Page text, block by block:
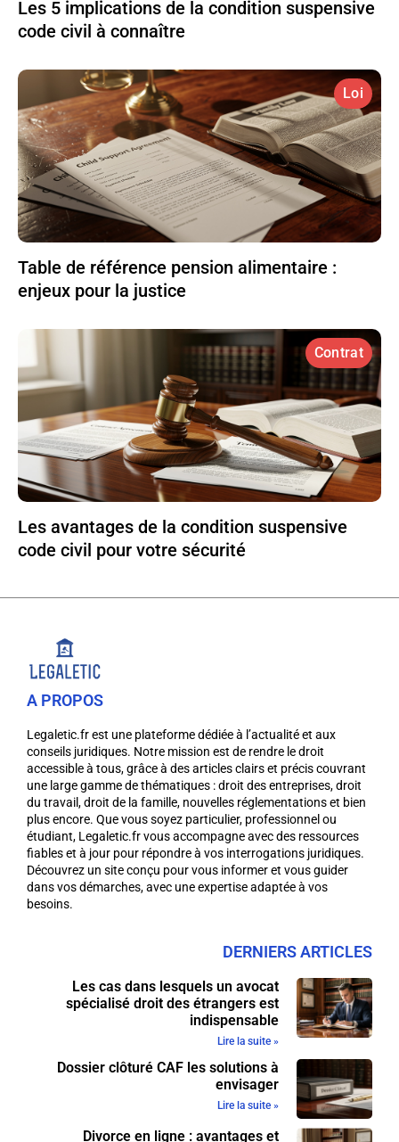
Les 5 implications de la condition suspensive
code civil à connaître
Loi
Table de référence pension alimentaire :
enjeux pour la justice
Contrat
Les avantages de la condition suspensive
code civil pour votre sécurité
A PROPOS
Legaletic.fr est une plateforme dédiée à l’actualité et aux
conseils juridiques. Notre mission est de rendre le droit
accessible à tous, grâce à des articles clairs et précis couvrant
une large gamme de thématiques : droit des entreprises, droit
du travail, droit de la famille, nouvelles réglementations et bien
plus encore. Que vous soyez particulier, professionnel ou
étudiant, Legaletic.fr vous accompagne avec des ressources
fiables et à jour pour répondre à vos interrogations juridiques.
Découvrez un site conçu pour vous informer et vous guider
dans vos démarches, avec une expertise adaptée à vos
besoins.
DERNIERS ARTICLES
Les cas dans lesquels un avocat
spécialisé droit des étrangers est
indispensable
Lire la suite »
Dossier clôturé CAF les solutions à
envisager
Lire la suite »
Divorce en ligne : avantages et